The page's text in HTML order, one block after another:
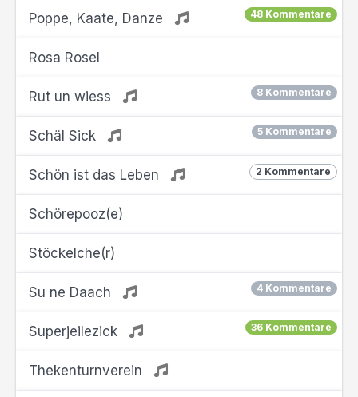
48 Kommentare
Poppe, Kaate, Danze
Rosa Rosel
8 Kommentare
Rut un wiess
5 Kommentare
Schäl Sick
2 Kommentare
Schön ist das Leben
Schörepooz(e)
Stöckelche(r)
4 Kommentare
Su ne Daach
36 Kommentare
Superjeilezick
Thekenturnverein